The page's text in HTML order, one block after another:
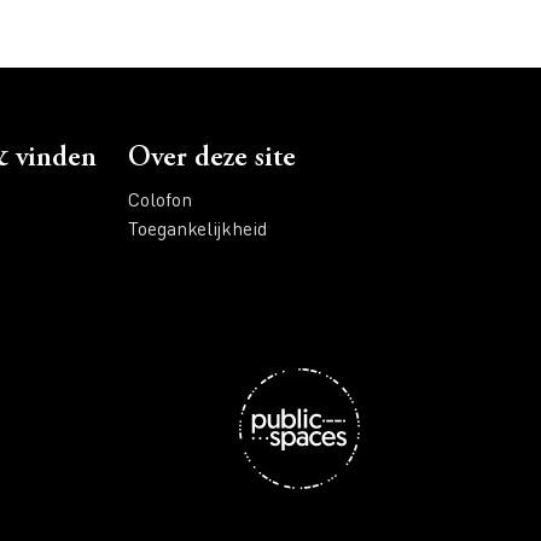
vinden Over deze site
Colofon
Toegankelijkheid